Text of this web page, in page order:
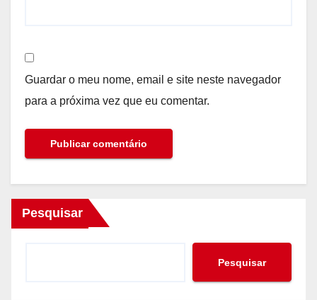
Guardar o meu nome, email e site neste navegador
para a próxima vez que eu comentar.
Pesquisar
Pesquisar